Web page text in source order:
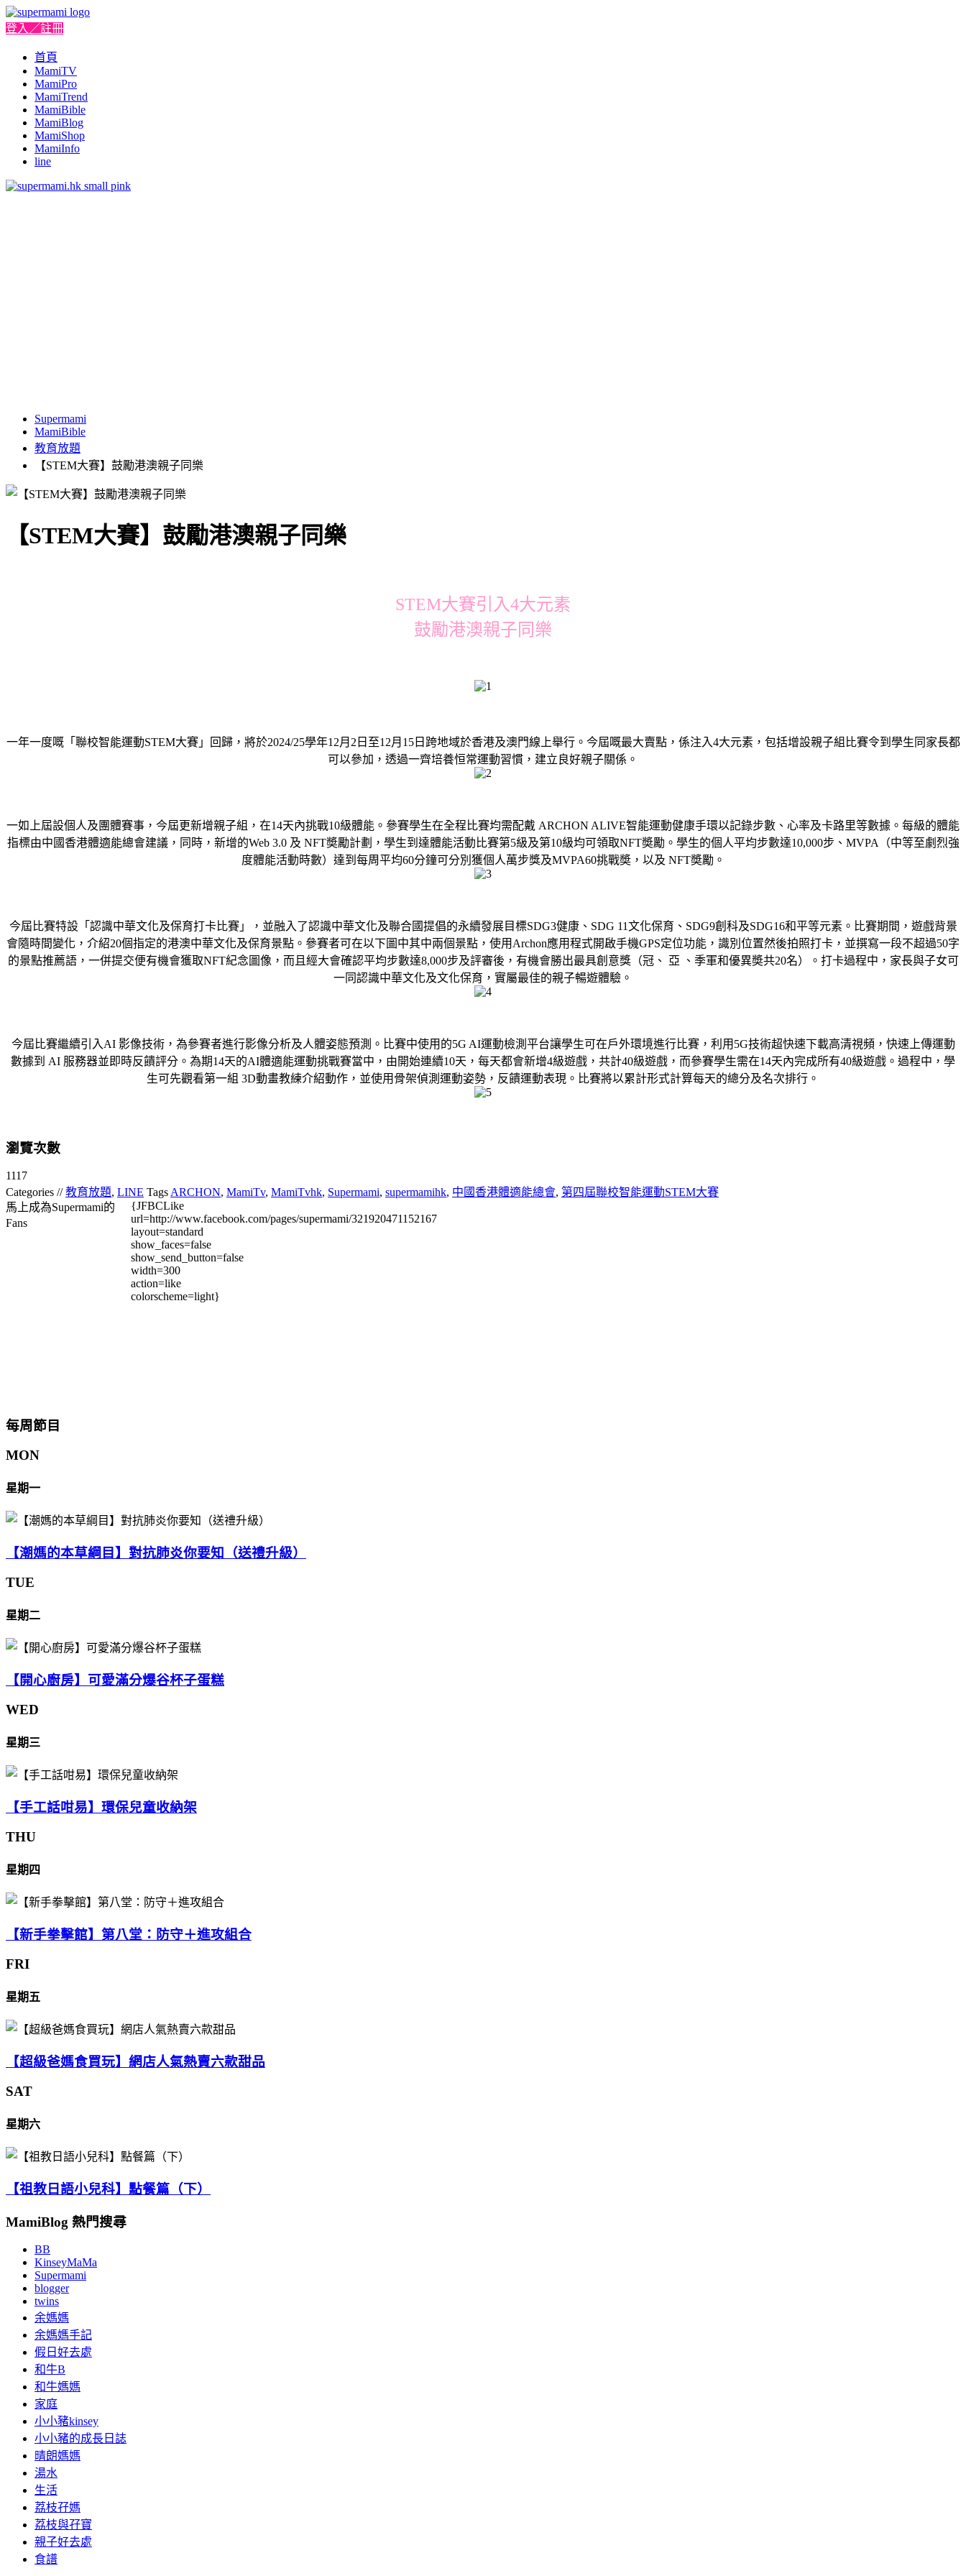
登入／註冊
首頁
MamiTV
MamiPro
MamiTrend
MamiBible
MamiBlog
MamiShop
MamiInfo
line
Supermami
MamiBible
教育放題
【STEM大賽】鼓勵港澳親子同樂
【STEM大賽】鼓勵港澳親子同樂
STEM大賽引入4大元素
鼓勵港澳親子同樂
一年一度嘅「聯校智能運動STEM大賽」回歸，將於2024/25學年12月2日至12月15日跨地域於香港及澳門線上舉行。今屆嘅最大賣點，係注入4大元素，包括增設親子組比賽令到學生同家長都
可以參加，透過一齊培養恒常運動習慣，建立良好親子關係。
一如上屆設個人及團體賽事，今屆更新增親子組，在14天內挑戰10級體能。參賽學生在全程比賽均需配戴 ARCHON ALIVE智能運動健康手環以記錄步數、心率及卡路里等數據。每級的體能
指標由中國香港體適能總會建議，同時，新增的Web 3.0 及 NFT奬勵計劃，學生到達體能活動比賽第5級及第10級均可領取NFT奬勵。學生的個人平均步數達10,000步、MVPA（中等至劇烈強
度體能活動時數）達到每周平均60分鐘可分別獲個人萬步獎及MVPA60挑戰奬，以及 NFT奬勵。
今屆比賽特設「認識中華文化及保育打卡比賽」，並融入了認識中華文化及聯合國提倡的永續發展目標SDG3健康、SDG 11文化保育、SDG9創科及SDG16和平等元素。比賽期間，遊戲背景
會隨時間變化，介紹20個指定的港澳中華文化及保育景點。參賽者可在以下圖中其中兩個景點，使用Archon應用程式開啟手機GPS定位功能，識別位置然後拍照打卡，並撰寫一段不超過50字
的景點推薦語，一併提交便有機會獲取NFT紀念圖像，而且經大會確認平均步數達8,000步及評審後，有機會勝出最具創意獎（冠、 亞 、季軍和優異奬共20名）。打卡過程中，家長與子女可
一同認識中華文化及文化保育，實屬最佳的親子暢遊體驗。
今屆比賽繼續引入AI 影像技術，為參賽者進行影像分析及人體姿態預測。比賽中使用的5G AI運動檢測平台讓學生可在戶外環境進行比賽，利用5G技術超快速下載高清視頻，快速上傳運動
數據到 AI 服務器並即時反饋評分。為期14天的AI體適能運動挑戰賽當中，由開始連續10天，每天都會新增4級遊戲，共計40級遊戲，而參賽學生需在14天內完成所有40級遊戲。過程中，學
生可先觀看第一組 3D動畫教練介紹動作，並使用骨架偵測運動姿勢，反饋運動表現。比賽將以累計形式計算每天的總分及名次排行。
瀏覽次數
1117
Categories //教育放題, LINE Tags ARCHON, MamiTv, MamiTvhk, Supermami, supermamihk, 中國香港體適能總會, 第四屆聯校智能運動STEM大賽
馬上成為Supermami的
Fans
{JFBCLike
url=http://www.facebook.com/pages/supermami/321920471152167
layout=standard
show_faces=false
show_send_button=false
width=300
action=like
colorscheme=light}
每周節目
MON
星期一
【潮媽的本草綱目】對抗肺炎你要知（送禮升級）
TUE
星期二
【開心廚房】可愛滿分爆谷杯子蛋糕
WED
星期三
【手工話咁易】環保兒童收納架
THU
星期四
【新手拳擊館】第八堂：防守＋進攻組合
FRI
星期五
【超級爸媽食買玩】網店人氣熱賣六款甜品
SAT
星期六
【祖教日語小兒科】點餐篇（下）
MamiBlog 熱門搜尋
BB
KinseyMaMa
Supermami
blogger
twins
余媽媽
余媽媽手記
假日好去處
和牛B
和牛媽媽
家庭
小小豬kinsey
小小豬的成長日誌
晴朗媽媽
湯水
生活
荔枝孖媽
荔枝與孖寶
親子好去處
食譜